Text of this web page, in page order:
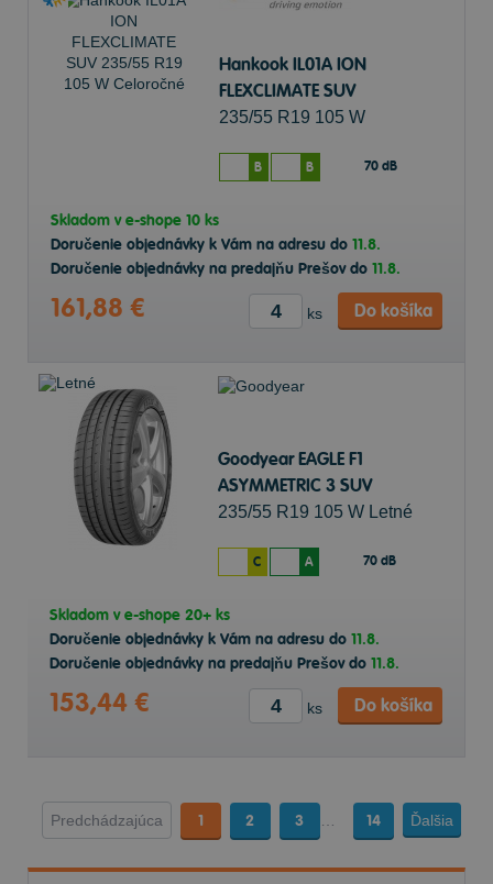
Hankook IL01A ION
FLEXCLIMATE SUV
235/55 R19 105 W
B B 70 dB
Skladom ve-shope 10 ks
Doručenie objednávky k Vám na adresu do 11.8.
Doručenie objednávky na predajňu Prešov do 11.8.
161,88 € ks Do košíka
Goodyear EAGLE F1
ASYMMETRIC 3 SUV
235/55 R19 105 W Letné
C A 70 dB
Skladom ve-shope 20+ ks
Doručenie objednávky k Vám na adresu do 11.8.
Doručenie objednávky na predajňu Prešov do 11.8.
153,44 € ks Do košíka
Predchádzajúca 1 2 3 14 Ďalšia